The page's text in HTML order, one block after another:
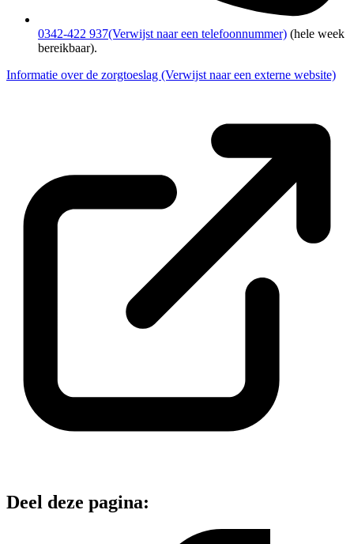
0342-422 937(Verwijst naar een telefoonnummer) (hele week
bereikbaar).
Informatie over de zorgtoeslag (Verwijst naar een externe website)
Deel deze pagina: